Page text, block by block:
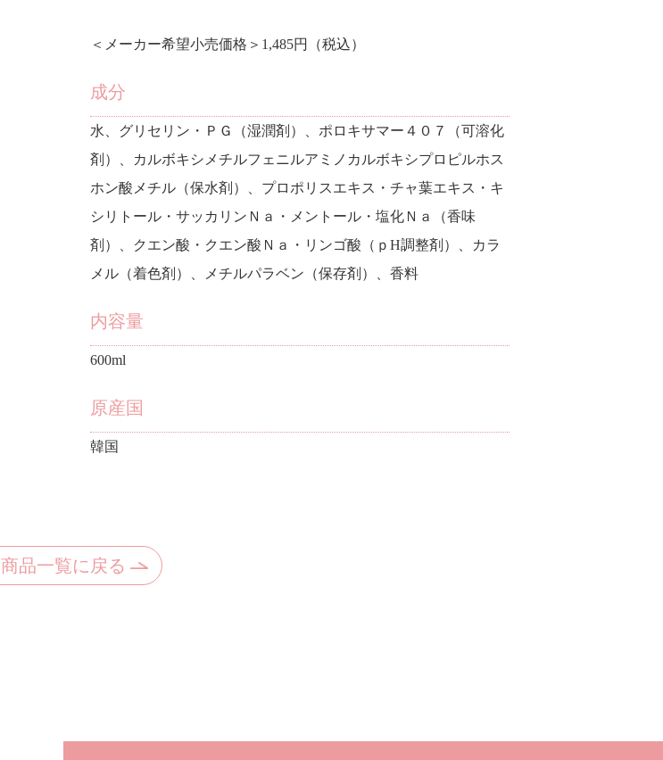
＜メーカー希望小売価格＞1,485円（税込）
成分
水、グリセリン・ＰＧ（湿潤剤）、ポロキサマー４０７（可溶化
剤）、カルボキシメチルフェニルアミノカルボキシプロピルホス
ホン酸メチル（保水剤）、プロポリスエキス・チャ葉エキス・キ
シリトール・サッカリンＮａ・メントール・塩化Ｎａ（香味
剤）、クエン酸・クエン酸Ｎａ・リンゴ酸（ｐH調整剤）、カラ
メル（着色剤）、メチルパラベン（保存剤）、香料
内容量
600ml
原産国
韓国
商品一覧に戻る